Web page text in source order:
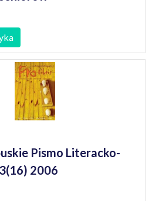
Pismo Literacko-
2006